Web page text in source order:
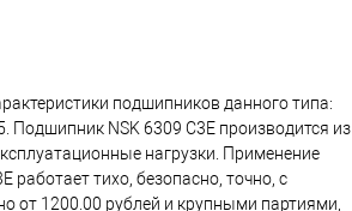
подшипников данного типа:
Подшипник NSK 6309 C3E производится из
нагрузки. Применение
работает тихо, безопасно, точно, с
от 1200.00 рублей и крупными партиями,